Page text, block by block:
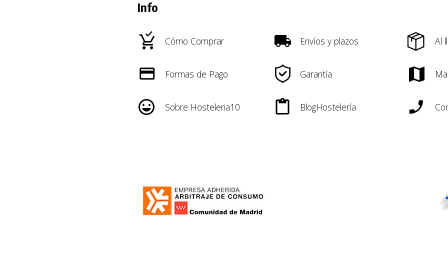
Info
Cómo Comprar Envíos y plazos Al
Formas de Pago Garantía
Sobre Hosteleria10 BlogHostelería